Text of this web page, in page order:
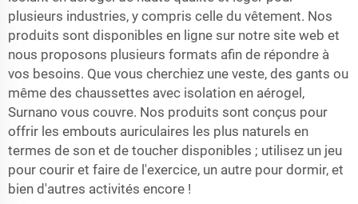
plusieurs industries, y compris celle du vêtement. Nos
produits sont disponibles en ligne sur notre site web et
nous proposons plusieurs formats afin de répondre à
vos besoins. Que vous cherchiez une veste, des gants ou
même des chaussettes avec isolation en aérogel,
Surnano vous couvre. Nos produits sont conçus pour
offrir les embouts auriculaires les plus naturels en
termes de son et de toucher disponibles ; utilisez un jeu
pour courir et faire de l'exercice, un autre pour dormir, et
bien d'autres activités encore !